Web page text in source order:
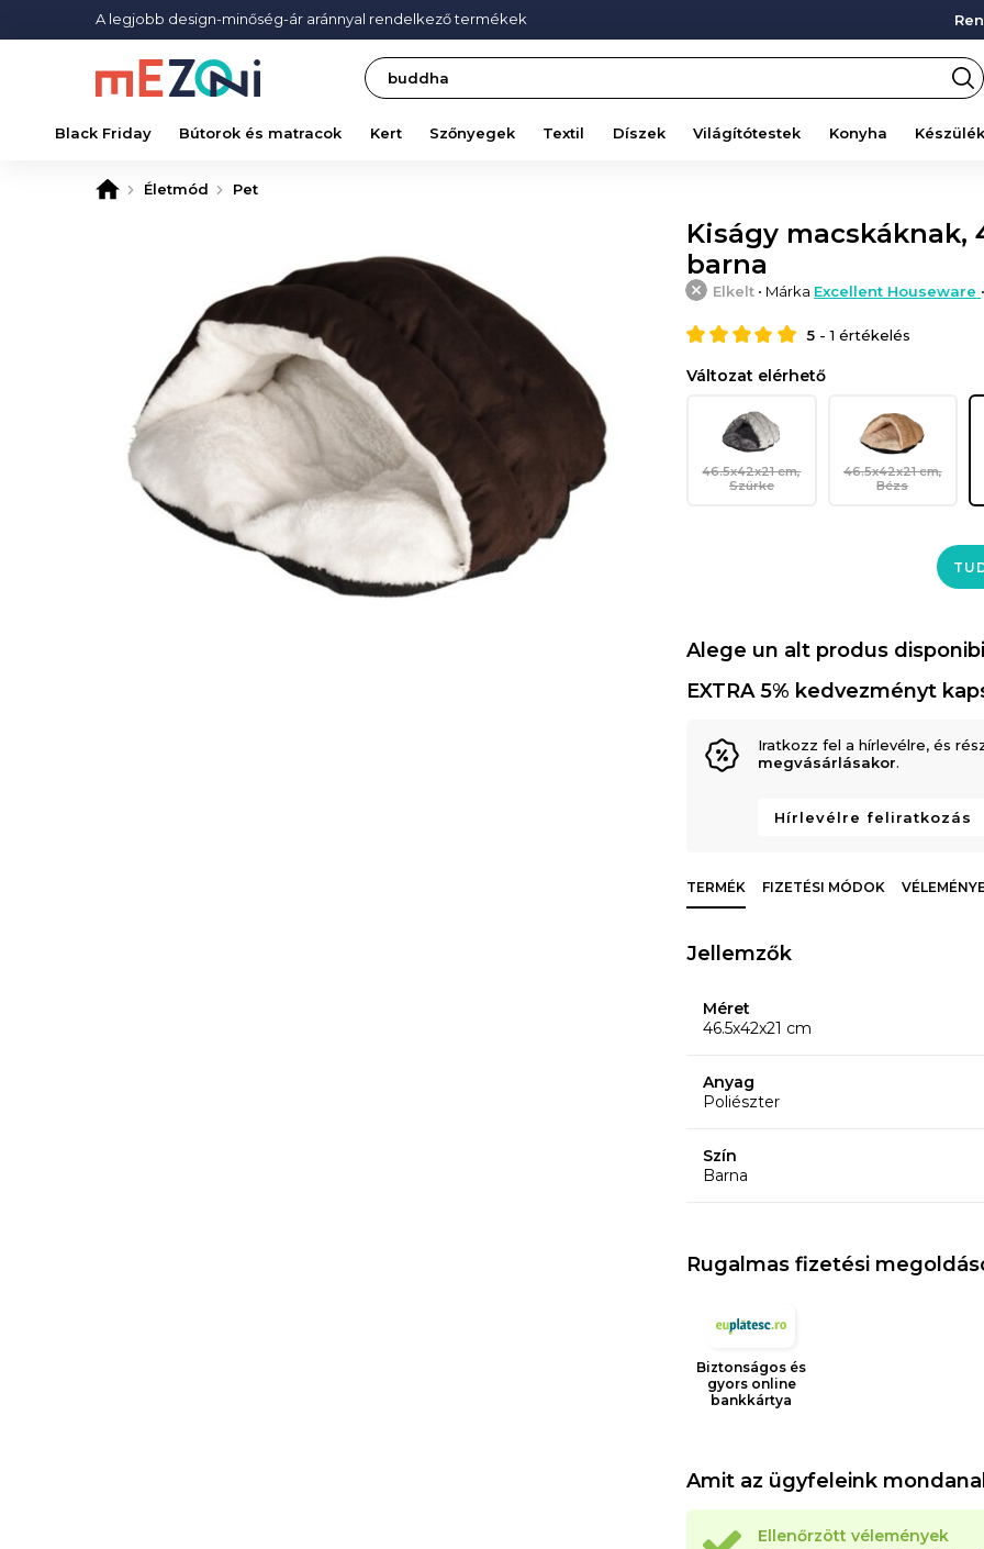
A legjobb design-minőség-ár aránnyal rendelkező termékek
Search
Black Friday Bútorok és matracok Kert Szőnyegek Textil Díszek Világítótestek Konyha
Életmód Pet
Kiságy macskáknak,
barna
Elkelt • Márka Excellent Houseware
5 -1 értékelés
Változat elérhető
46.5x42x21 cm,
Szürke
46.5x42x21 cm,
Bézs
Alege un alt produs
EXTRA 5% kedvezményt
Iratkozz fel a hírlevélre, és
megvásárlásakor.
Hírlevélre feliratkozás
TERMÉK FIZETÉSI MÓDOK
Jellemzők
Méret
46.5x42x21 cm
Anyag
Poliészter
Szín
Barna
Rugalmas fizetési
Biztonságos és
gyors online
bankkártya
Amit az ügyfeleink
Ellenőrzött vélemények